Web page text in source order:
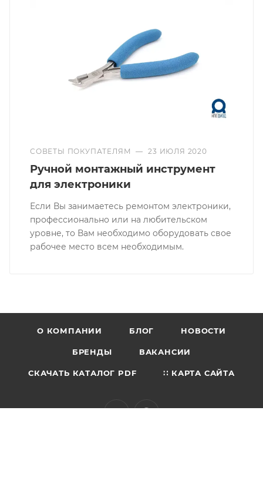
СОВЕТЫ ПОКУПАТЕЛЯМ — 23 ИЮЛЯ 2020
Ручной монтажный инструмент
для электроники
Если Вы занимаетесь ремонтом электроники,
профессионально или на любительском
уровне, то Вам необходимо оборудовать свое
рабочее место всем необходимым.
О КОМПАНИИ БЛОГ НОВОСТИ
БРЕНДЫ ВАКАНСИИ
СКАЧАТЬ КАТАЛОГ PDF ∷ КАРТА САЙТА